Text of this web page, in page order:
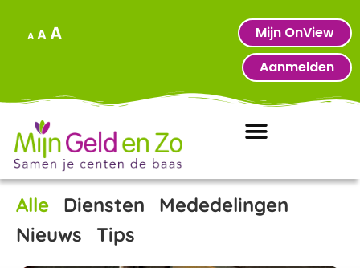
A A A
Mijn OnView
Aanmelden
Alle Diensten
Mededelingen
Nieuws
Tips